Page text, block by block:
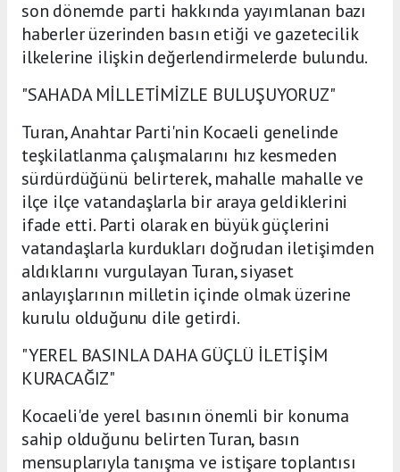
son dönemde parti hakkında yayımlanan bazı
haberler üzerinden basın etiği ve gazetecilik
ilkelerine ilişkin değerlendirmelerde bulundu.
"SAHADA MİLLETİMİZLE BULUŞUYORUZ"
Turan, Anahtar Parti'nin Kocaeli genelinde
teşkilatlanma çalışmalarını hız kesmeden
sürdürdüğünü belirterek, mahalle mahalle ve
ilçe ilçe vatandaşlarla bir araya geldiklerini
ifade etti. Parti olarak en büyük güçlerini
vatandaşlarla kurdukları doğrudan iletişimden
aldıklarını vurgulayan Turan, siyaset
anlayışlarının milletin içinde olmak üzerine
kurulu olduğunu dile getirdi.
"YEREL BASINLA DAHA GÜÇLÜ İLETİŞİM
KURACAĞIZ"
Kocaeli'de yerel basının önemli bir konuma
sahip olduğunu belirten Turan, basın
mensuplarıyla tanışma ve istişare toplantısı